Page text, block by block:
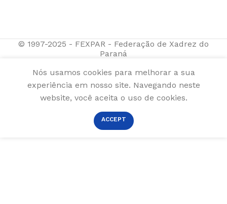
© 1997-2025 - FEXPAR - Federação de Xadrez do
Paraná
Nós usamos cookies para melhorar a sua
experiência em nosso site. Navegando neste
website, você aceita o uso de cookies.
ACCEPT